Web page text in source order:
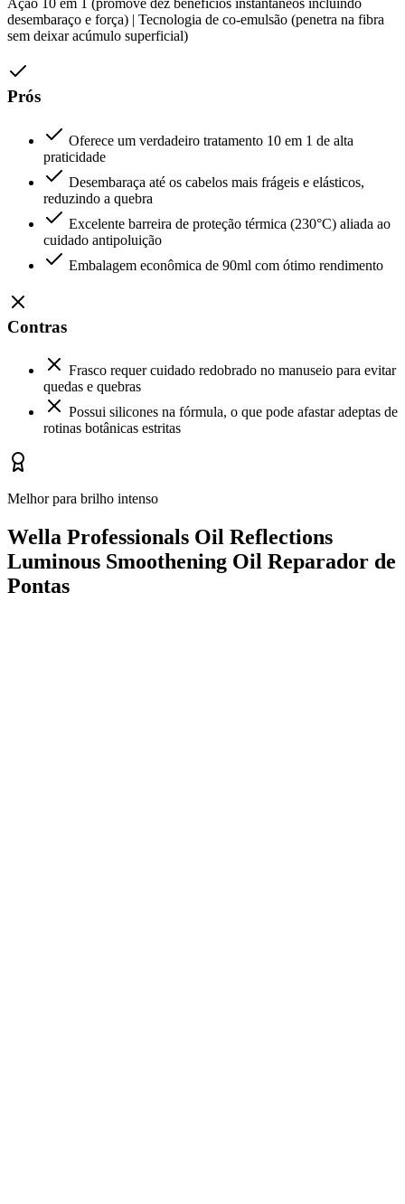
desembaraço e força) | Tecnologia de co-emulsão (penetra na fibra
sem deixar acúmulo superficial)
Prós
Oferece um verdadeiro tratamento 10 em 1 de alta
praticidade
Desembaraça até os cabelos mais frágeis e elásticos,
reduzindo a quebra
Excelente barreira de proteção térmica (230°C) aliada ao
cuidado antipoluição
Embalagem econômica de 90ml com ótimo rendimento
Contras
Frasco requer cuidado redobrado no manuseio para evitar
quedas e quebras
Possui silicones na fórmula, o que pode afastar adeptas de
rotinas botânicas estritas
Melhor para brilho intenso
Wella Professionals Oil Reflections
Luminous Smoothening Oil Reparador de
Pontas